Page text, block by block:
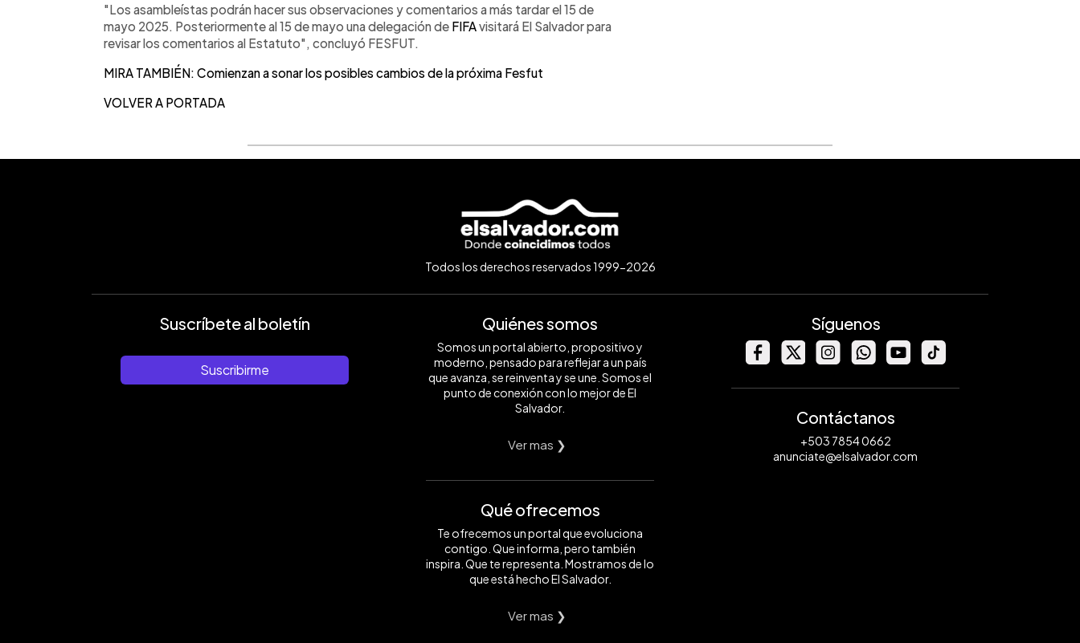
"Los asambleístas podrán hacer sus observaciones y comentarios a más tardar el 15 de
mayo 2025. Posteriormente al 15 de mayo una delegación de FIFAvisitará El Salvador para
revisar los comentarios al Estatuto", concluyó FESFUT.
MIRA TAMBIÉN: Comienzan a sonar los posibles cambios de la próxima Fesfut
VOLVER A PORTADA
Todos los derechos reservados 1999-2026
Suscríbete al boletín
Suscribirme
Quiénes somos
Somos un portal abierto, propositivo y
moderno, pensado para reflejar a un país
que avanza, se reinventa y se une. Somos el
punto de conexión con lo mejor de El
Salvador.
Ver mas ❯
Qué ofrecemos
Te ofrecemos un portal que evoluciona
contigo. Que informa, pero también
inspira. Que te representa. Mostramos de lo
que está hecho El Salvador.
Ver mas ❯
Síguenos
Contáctanos
+503 7854 0662
anunciate@elsalvador.com